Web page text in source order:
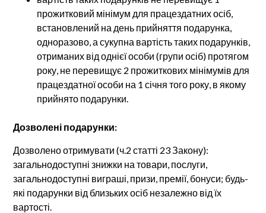
прожитковий мінімум для працездатних осіб,
встановлений на день прийняття подарунка,
одноразово, а сукупна вартість таких подарунків,
отриманих від однієї особи (групи осіб) протягом
року, не перевищує 2 прожиткових мінімумів для
працездатної особи на 1 січня того року, в якому
прийнято подарунки.
Дозволені подарунки:
Дозволено отримувати (ч.2 статті 23 Закону):
загальнодоступні знижки на товари, послуги,
загальнодоступні виграші, призи, премії, бонуси; будь-
які подарунки від близьких осіб незалежно від їх
вартості.